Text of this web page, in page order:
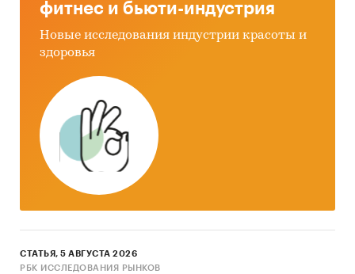
фитнес и бьюти-индустрия
Новые исследования индустрии красоты и
здоровья
СТАТЬЯ, 5 АВГУСТА 2026
РБК ИССЛЕДОВАНИЯ РЫНКОВ